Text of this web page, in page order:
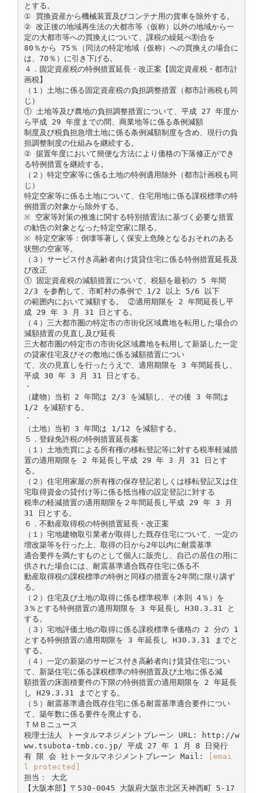
とする。
① 買換資産から機械装置及びコンテナ用の貨車を除外する。
② 改正後の地域再生法の大都市等（仮称）以外の地域から一
定の大都市等への買換えについて、課税の繰延べ割合を
80％から 75％（同法の特定地域（仮称）への買換えの場合に
は、70％）に引き下げる。
４．固定資産税の特例措置延長・改正案【固定資産税・都市計
画税】
（１）土地に係る固定資産税の負担調整措置（都市計画税も同
じ）
① 土地等及び農地の負担調整措置について、平成 27 年度か
ら平成 29 年度までの間、商業地等に係る条例減額
制度及び税負担急増土地に係る条例減額制度を含め、現行の負
担調整制度の仕組みを継続する。
② 据置年度において簡便な方法により価格の下落修正ができ
る特例措置を継続する。
（２）特定空家等に係る土地の特例適用除外（都市計画税も同
じ）
特定空家等に係る土地について、住宅用地に係る課税標準の特
例措置の対象から除外する。
※ 空家等対策の推進に関する特別措置法に基づく必要な措置
の勧告の対象となった特定空家に限る。
※ 特定空家等：倒壊等著しく保安上危険となるおそれのある
状態の空家等。
（３）サービス付き高齢者向け賃貸住宅に係る特例措置延長及
び改正
① 固定資産税の減額措置について、税額を最初の 5 年間
2/3 を参酌して、市町村の条例で 1/2 以上 5/6 以下
の範囲内において減額する。 ②適用期限を 2 年間延長し平
成 29 年 3 月 31 日とする。
（４）三大都市圏の特定市の市街化区域農地を転用した場合の
減額措置の見直し及び延長
三大都市圏の特定市の市街化区域農地を転用して新築した一定
の貸家住宅及びその敷地に係る減額措置につい
て、次の見直しを行ったうえで、適用期限を 3 年間延長し、
平成 30 年 3 月 31 日とする。
・
（建物）当初 2 年間は 2/3 を減額し、その後 3 年間は
1/2 を減額する。
・
（土地）当初 3 年間は 1/12 を減額する。
５．登録免許税の特例措置延長案
（１）土地売買による所有権の移転登記等に対する税率軽減措
置の適用期限を 2 年延長し平成 29 年 3 月 31 日とす
る。
（２）住宅用家屋の所有権の保存登記若しくは移転登記又は住
宅取得資金の貸付け等に係る抵当権の設定登記に対する
税率の軽減措置の適用期限を２年間延長し平成 29 年 3 月
31 日とする。
６．不動産取得税の特例措置延長・改正案
（１）宅地建物取引業者が取得した既存住宅について、一定の
増改築等を行った上、取得の日から2年以内に耐震基準
適合要件を満たすものとして個人に販売し、自己の居住の用に
供された場合には、耐震基準適合既存住宅に係る不
動産取得税の課税標準の特例と同様の措置を2年間に限り講ず
る。
（２）住宅及び土地の取得に係る標準税率（本則 4％）を
3％とする特例措置の適用期限を 3 年延長し H30.3.31 と
する。
（３）宅地評価土地の取得に係る課税標準を価格の 2 分の 1
とする特例措置の適用期限を 3 年延長し H30.3.31 までと
する。
（４）一定の新築のサービス付き高齢者向け賃貸住宅につい
て、新築住宅に係る課税標準の特例措置及び土地に係る減
額措置の床面積要件の下限の特例措置の適用期限を 2 年延長
し H29.3.31 までとする。
（５）耐震基準適合既存住宅に係る耐震基準適合要件につい
て、築年数に係る要件を廃止する。
ＴＭＢニュース
税理士法人 トータルマネジメントブレーン URL: http://w
ww.tsubota-tmb.co.jp/ 平成 27 年 1 月 8 日発行
有 限 会 社トータルマネジメントブレーン Mail:
[emai
l protected]
担当： 大北
【大阪本部】〒530-0045 大阪府大阪市北区天神西町 5-17